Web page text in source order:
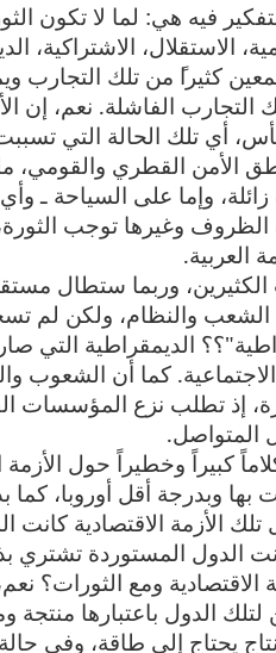
فيه هي: لما لا تكون
الاستقلال، الاشتراكية،
كثيرا من تلك التجارب
الفاشلة. نعم، إن
أي تلك الحالة التي
الأمن القطري والقومي،
وإما على السياحة ـ
وغيرها توجب
العربية.
وربما ستطال
الشعب والنظام، ولكن لم
الديمقراطية التي
كما أن الشعوب
إذ تطلب نزع المؤسسات
المتواصل.
كبيراً وخطيراً حول الأزمة
بها وبدرجة أقل أوروبا، كما
تلك الأزمة الاقتصادية كانت
البرميل الواحد بما يقارب 150 دولار، وكانت الدول
ومع الثورات؟
الدول باعتبارها منتجة
يحتاج إلى طاقة، وفي حالة